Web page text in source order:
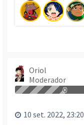
Oriol
Moderador
0
10 set. 2022, 23:20